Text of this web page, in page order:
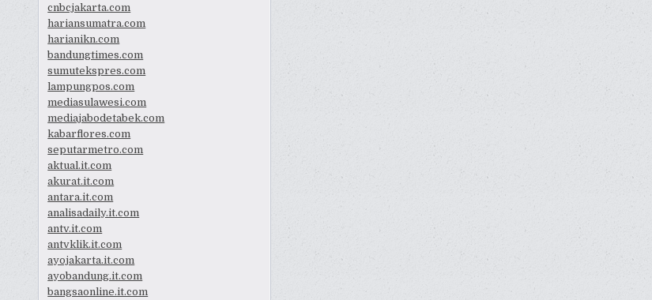
cnbcjakarta.com
hariansumatra.com
harianikn.com
bandungtimes.com
sumutekspres.com
lampungpos.com
mediasulawesi.com
mediajabodetabek.com
kabarflores.com
seputarmetro.com
aktual.it.com
akurat.it.com
antara.it.com
analisadaily.it.com
antv.it.com
antvklik.it.com
ayojakarta.it.com
ayobandung.it.com
bangsaonline.it.com